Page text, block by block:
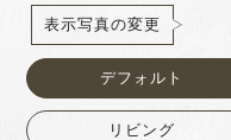
表示写真の変更
デフォルト
リビング